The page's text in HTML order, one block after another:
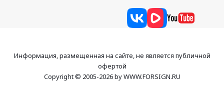
Информация, размещенная на сайте, не является публичной
офертой
Copyright © 2005-2026 by WWW.FORSIGN.RU